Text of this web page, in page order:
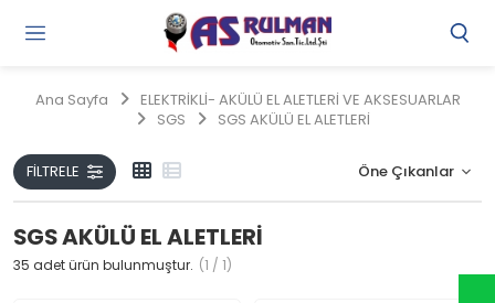
Ana Sayfa
ELEKTRİKLİ- AKÜLÜ EL ALETLERİ VE AKSESUARLAR
SGS
SGS AKÜLÜ EL ALETLERİ
FILTRELE
SGS AKÜLÜ EL ALETLERİ
35 adet ürün bulunmuştur. (1 / 1)